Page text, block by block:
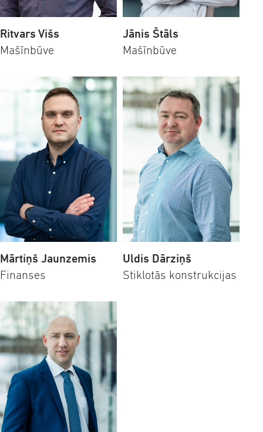
Ritvars Višs
Mašīnbūve
Jānis Štāls
Mašīnbūve
Mārtiņš Jaunzemis
Finanses
Uldis Dārziņš
Stiklotās konstrukcijas